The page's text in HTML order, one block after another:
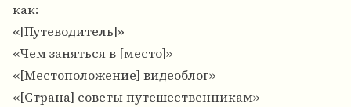
как:
«[Путеводитель]»
«Чем заняться в [место]»
«[Местоположение] видеоблог»
«[Страна] советы путешественникам»